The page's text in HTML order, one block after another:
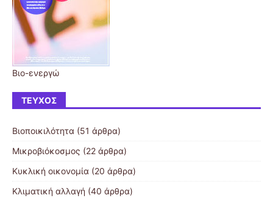
Βιο-ενεργώ
ΤΕΎΧΟΣ
Βιοποικιλότητα (51 άρθρα)
Μικροβιόκοσμος (22 άρθρα)
Κυκλική οικονομία (20 άρθρα)
Κλιματική αλλαγή (40 άρθρα)